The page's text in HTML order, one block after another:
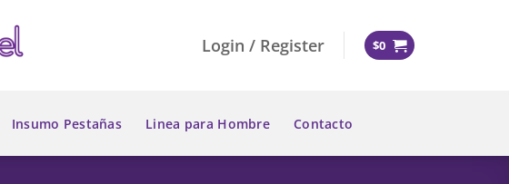
Login / Register $0
Insumo Pestañas Linea para Hombre Contacto